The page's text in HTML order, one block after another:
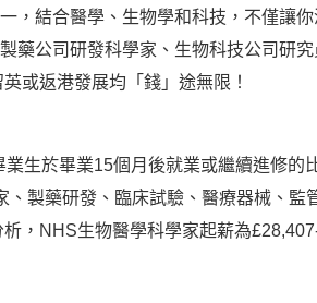
，結合醫學、生物學和科技，不僅讓
藥公司研發科學家、生物科技公司研
或返港發展均「錢」途無限！
生於畢業15個月後就業或繼續進修的
、製藥研發、臨床試驗、醫療器械、監
，NHS生物醫學科學家起薪為